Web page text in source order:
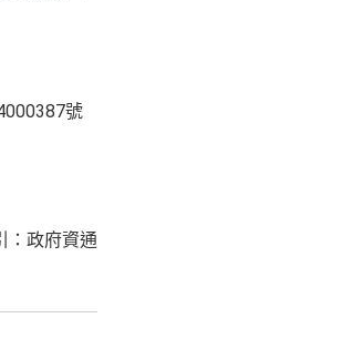
號
：政府資通